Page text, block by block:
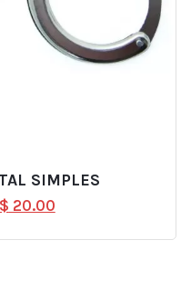
SIMPLES
20.00